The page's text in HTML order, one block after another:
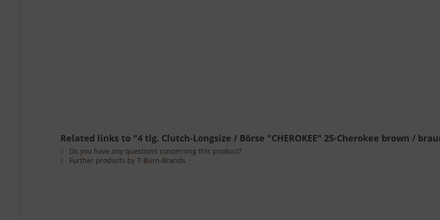
Related links to "4 tlg. Clutch-Longsize / Börse "CHEROKEE" 25-Cherokee brown /
Do you have any questions concerning this product?
Further products by T-Burn-Brands